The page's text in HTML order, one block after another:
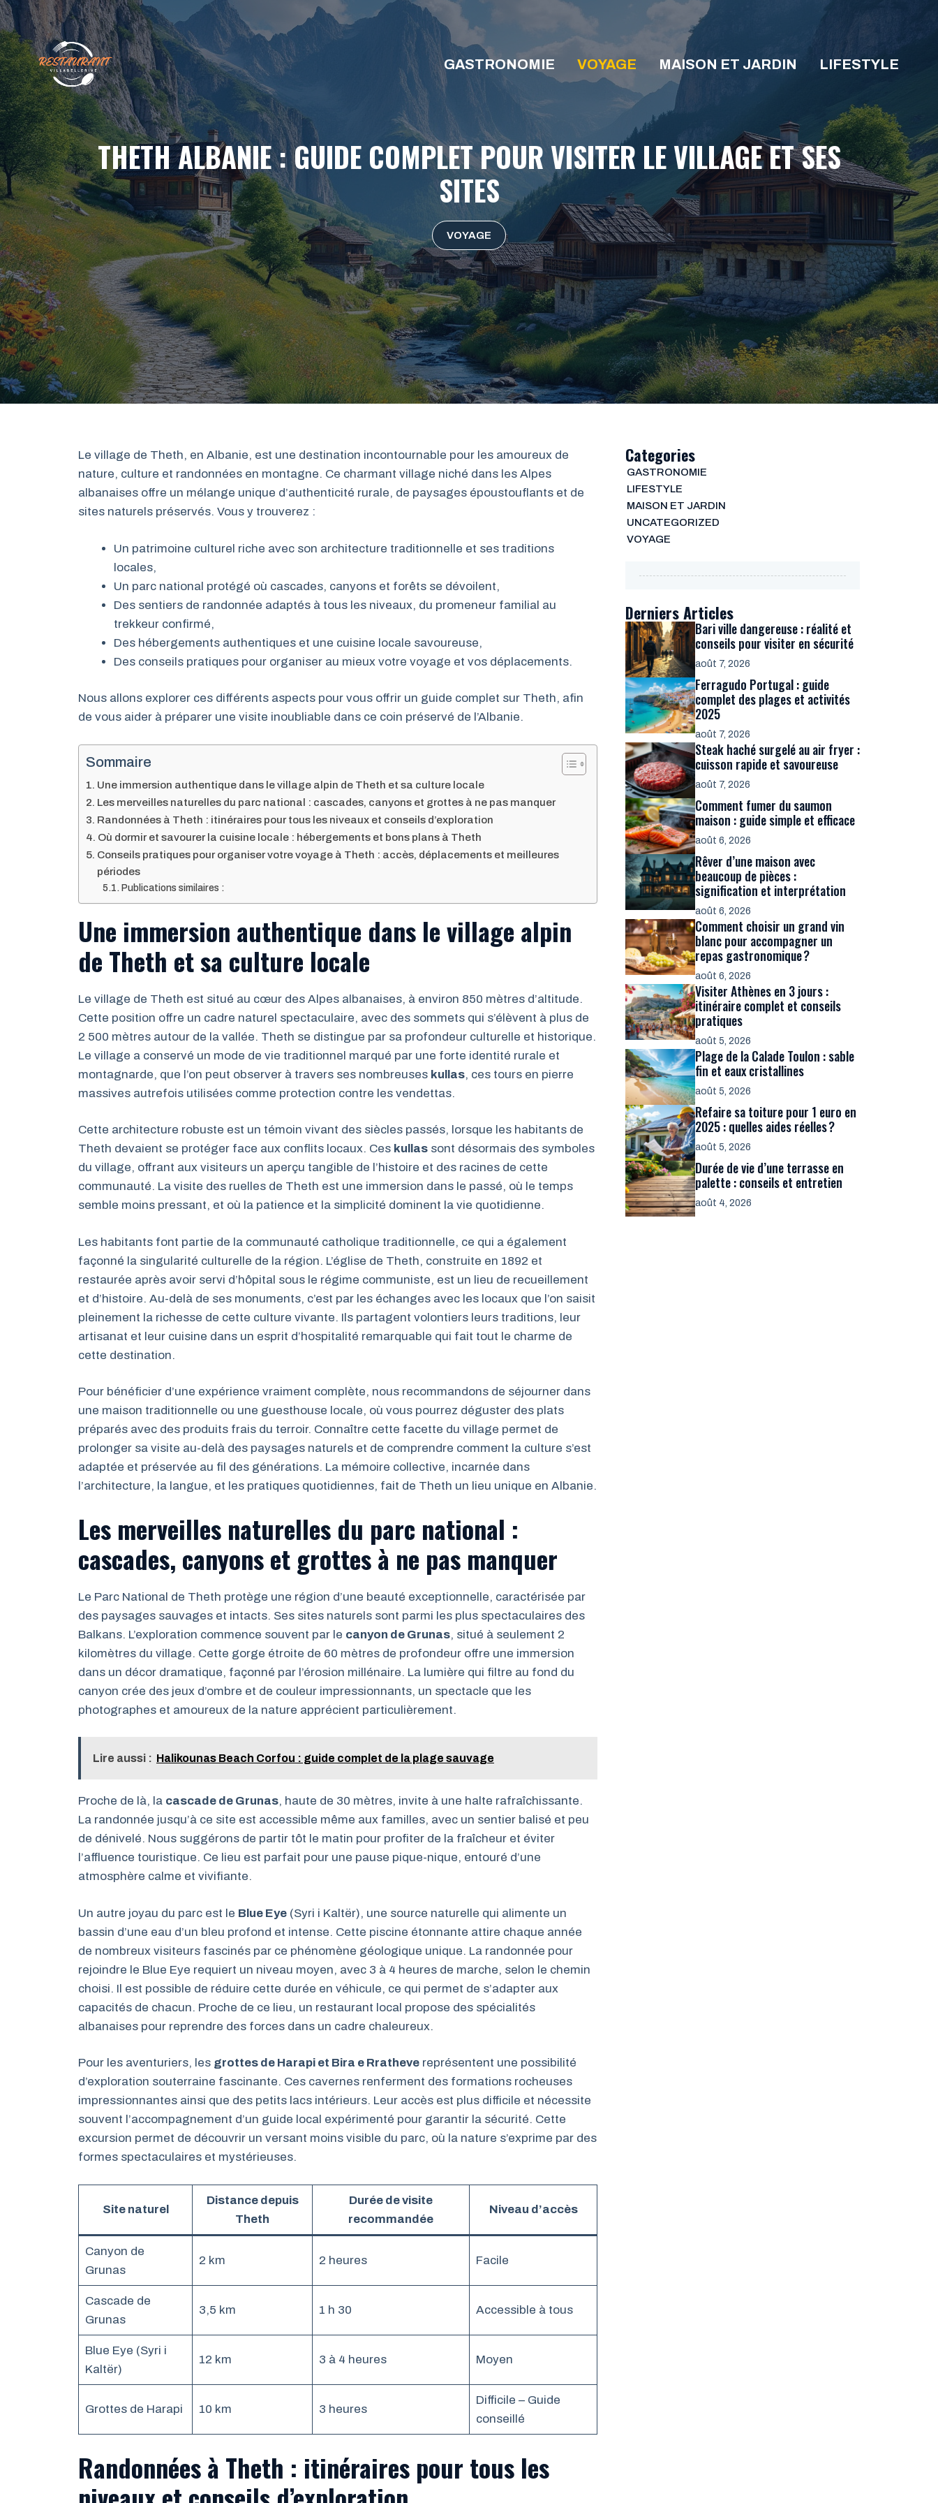
Aller
au
contenu
GASTRONOMIE VOYAGE MAISON ET JARDIN LIFESTYLE
THETH ALBANIE : GUIDE COMPLET POUR VISITER LE VILLAGE ET SES
SITES
VOYAGE
Le village de Theth, en Albanie, est une destination incontournable pour les amoureux de
nature, culture et randonnées en montagne. Ce charmant village niché dans les Alpes
albanaises offre un mélange unique d’authenticité rurale, de paysages époustouflants et de
sites naturels préservés. Vous y trouverez :
Un patrimoine culturel riche avec son architecture traditionnelle et ses traditions
locales,
Un parc national protégé où cascades, canyons et forêts se dévoilent,
Des sentiers de randonnée adaptés à tous les niveaux, du promeneur familial au
trekkeur confirmé,
Des hébergements authentiques et une cuisine locale savoureuse,
Des conseils pratiques pour organiser au mieux votre voyage et vos déplacements.
Nous allons explorer ces différents aspects pour vous offrir un guide complet sur Theth, afin
de vous aider à préparer une visite inoubliable dans ce coin préservé de l’Albanie.
Sommaire
Une immersion authentique dans le village alpin de Theth et sa culture locale
Les merveilles naturelles du parc national : cascades, canyons et grottes à ne pas manquer
Randonnées à Theth : itinéraires pour tous les niveaux et conseils d’exploration
Où dormir et savourer la cuisine locale : hébergements et bons plans à Theth
Conseils pratiques pour organiser votre voyage à Theth : accès, déplacements et meilleures
périodes
Publications similaires :
Une immersion authentique dans le village alpin
de Theth et sa culture locale
Le village de Theth est situé au cœur des Alpes albanaises, à environ 850 mètres d’altitude.
Cette position offre un cadre naturel spectaculaire, avec des sommets qui s’élèvent à plus de
2 500 mètres autour de la vallée. Theth se distingue par sa profondeur culturelle et historique.
Le village a conservé un mode de vie traditionnel marqué par une forte identité rurale et
montagnarde, que l’on peut observer à travers ses nombreuses kullas, ces tours en pierre
massives autrefois utilisées comme protection contre les vendettas.
Cette architecture robuste est un témoin vivant des siècles passés, lorsque les habitants de
Theth devaient se protéger face aux conflits locaux. Ces kullas sont désormais des symboles
du village, offrant aux visiteurs un aperçu tangible de l’histoire et des racines de cette
communauté. La visite des ruelles de Theth est une immersion dans le passé, où le temps
semble moins pressant, et où la patience et la simplicité dominent la vie quotidienne.
Les habitants font partie de la communauté catholique traditionnelle, ce qui a également
façonné la singularité culturelle de la région. L’église de Theth, construite en 1892 et
restaurée après avoir servi d’hôpital sous le régime communiste, est un lieu de recueillement
et d’histoire. Au-delà de ses monuments, c’est par les échanges avec les locaux que l’on saisit
pleinement la richesse de cette culture vivante. Ils partagent volontiers leurs traditions, leur
artisanat et leur cuisine dans un esprit d’hospitalité remarquable qui fait tout le charme de
cette destination.
Pour bénéficier d’une expérience vraiment complète, nous recommandons de séjourner dans
une maison traditionnelle ou une guesthouse locale, où vous pourrez déguster des plats
préparés avec des produits frais du terroir. Connaître cette facette du village permet de
prolonger sa visite au-delà des paysages naturels et de comprendre comment la culture s’est
adaptée et préservée au fil des générations. La mémoire collective, incarnée dans
l’architecture, la langue, et les pratiques quotidiennes, fait de Theth un lieu unique en Albanie.
Les merveilles naturelles du parc national :
cascades, canyons et grottes à ne pas manquer
Le Parc National de Theth protège une région d’une beauté exceptionnelle, caractérisée par
des paysages sauvages et intacts. Ses sites naturels sont parmi les plus spectaculaires des
Balkans. L’exploration commence souvent par le canyon de Grunas, situé à seulement 2
kilomètres du village. Cette gorge étroite de 60 mètres de profondeur offre une immersion
dans un décor dramatique, façonné par l’érosion millénaire. La lumière qui filtre au fond du
canyon crée des jeux d’ombre et de couleur impressionnants, un spectacle que les
photographes et amoureux de la nature apprécient particulièrement.
Lire aussi : Halikounas Beach Corfou : guide complet de la plage sauvage
Proche de là, la cascade de Grunas, haute de 30 mètres, invite à une halte rafraîchissante.
La randonnée jusqu’à ce site est accessible même aux familles, avec un sentier balisé et peu
de dénivelé. Nous suggérons de partir tôt le matin pour profiter de la fraîcheur et éviter
l’affluence touristique. Ce lieu est parfait pour une pause pique-nique, entouré d’une
atmosphère calme et vivifiante.
Un autre joyau du parc est le Blue Eye (Syri i Kaltër), une source naturelle qui alimente un
bassin d’une eau d’un bleu profond et intense. Cette piscine étonnante attire chaque année
de nombreux visiteurs fascinés par ce phénomène géologique unique. La randonnée pour
rejoindre le Blue Eye requiert un niveau moyen, avec 3 à 4 heures de marche, selon le chemin
choisi. Il est possible de réduire cette durée en véhicule, ce qui permet de s’adapter aux
capacités de chacun. Proche de ce lieu, un restaurant local propose des spécialités
albanaises pour reprendre des forces dans un cadre chaleureux.
Pour les aventuriers, les grottes de Harapi et Bira e Rratheve représentent une possibilité
d’exploration souterraine fascinante. Ces cavernes renferment des formations rocheuses
impressionnantes ainsi que des petits lacs intérieurs. Leur accès est plus difficile et nécessite
souvent l’accompagnement d’un guide local expérimenté pour garantir la sécurité. Cette
excursion permet de découvrir un versant moins visible du parc, où la nature s’exprime par des
formes spectaculaires et mystérieuses.
Site naturel
Distance depuis
Theth
Durée de visite
recommandée
Niveau d’accès
Canyon de
Grunas
2 km 2 heures Facile
Cascade de
Grunas
3,5 km 1 h 30 Accessible à tous
Blue Eye (Syri i
Kaltër)
12 km 3 à 4 heures Moyen
Grottes de Harapi 10 km 3 heures
Difficile – Guide
conseillé
Randonnées à Theth : itinéraires pour tous les
Categories
GASTRONOMIE
LIFESTYLE
MAISON ET JARDIN
UNCATEGORIZED
VOYAGE
Derniers Articles
Bari ville dangereuse : réalité et
conseils pour visiter en sécurité
août 7, 2026
Ferragudo Portugal : guide
complet des plages et activités
2025
août 7, 2026
Steak haché surgelé au air fryer :
cuisson rapide et savoureuse
août 7, 2026
Comment fumer du saumon
maison : guide simple et efficace
août 6, 2026
Rêver d’une maison avec
beaucoup de pièces :
signification et interprétation
août 6, 2026
Comment choisir un grand vin
blanc pour accompagner un
repas gastronomique ?
août 6, 2026
Visiter Athènes en 3 jours :
itinéraire complet et conseils
pratiques
août 5, 2026
Plage de la Calade Toulon : sable
fin et eaux cristallines
août 5, 2026
Refaire sa toiture pour 1 euro en
2025 : quelles aides réelles ?
août 5, 2026
Durée de vie d’une terrasse en
palette : conseils et entretien
août 4, 2026